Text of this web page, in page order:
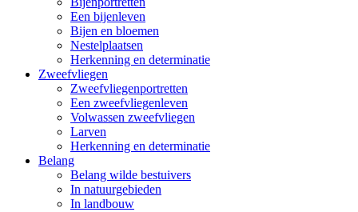
Een bijenleven
Bijen en bloemen
Nestelplaatsen
Herkenning en determinatie
Zweefvliegen
Zweefvliegenportretten
Een zweefvliegenleven
Volwassen zweefvliegen
Larven
Herkenning en determinatie
Belang
Belang wilde bestuivers
In natuurgebieden
In landbouw